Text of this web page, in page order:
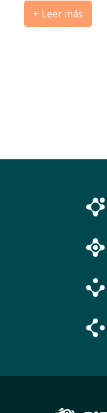
+ Leer más